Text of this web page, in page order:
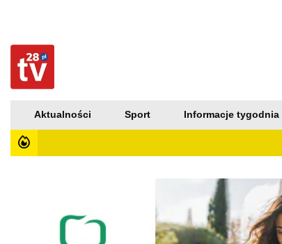
Aktualności Sport Informacje tygodnia